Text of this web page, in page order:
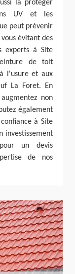
la protéger
UV et les
peut prévenir
évitant des
experts à Site
de toit
l'usure et aux
La Foret. En
non
également
à Site
investissement
un devis
de nos